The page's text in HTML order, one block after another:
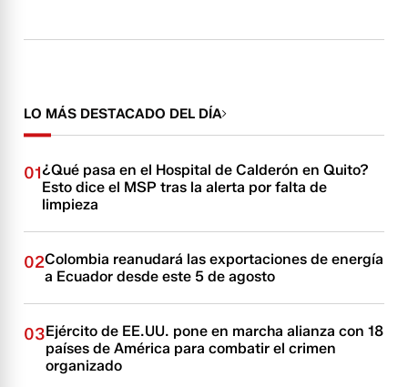
LO MÁS DESTACADO DEL DÍA
01¿Qué pasa en el Hospital de Calderón en Quito?
Esto dice el MSP tras la alerta por falta de
limpieza
02Colombia reanudará las exportaciones de energía
a Ecuador desde este 5 de agosto
03Ejército de EE.UU. pone en marcha alianza con 18
países de América para combatir el crimen
organizado